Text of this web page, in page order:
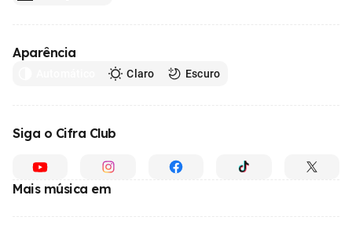
Aparência
Claro Escuro
Siga o Cifra Club
Mais música em